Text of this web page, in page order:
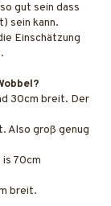
gut sein dass
sein kann.
Einschätzung
30cm breit. Der
Also groß genug
70cm
breit.